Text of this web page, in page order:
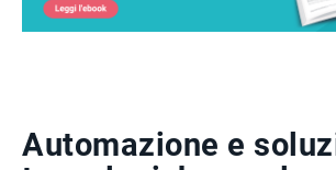
Automazione e